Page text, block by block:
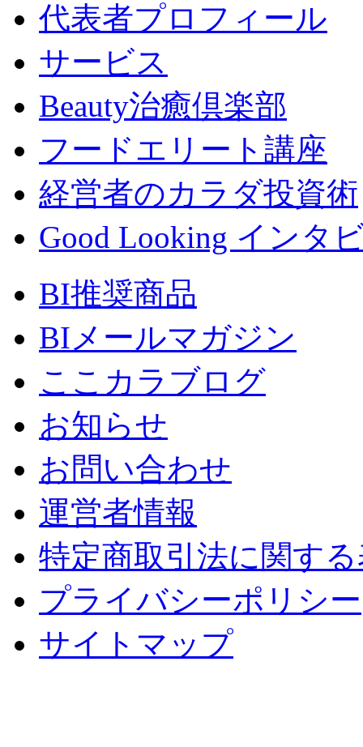
代表者プロフィール
サービス
Beauty治癒倶楽部
フードエリート講座
経営者のカラダ投資術
Good Looking インタ
BI推奨商品
BIメールマガジン
ここカラブログ
お知らせ
お問い合わせ
運営者情報
特定商取引法に関す
プライバシーポリシー
サイトマップ